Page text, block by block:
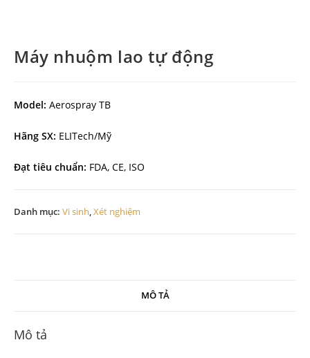
Máy nhuộm lao tự động
Model: Aerospray TB
Hãng SX: ELITech/Mỹ
Đạt tiêu chuẩn: FDA, CE, ISO
Danh mục: Vi sinh Xét nghiệm
MÔ TẢ
Mô tả